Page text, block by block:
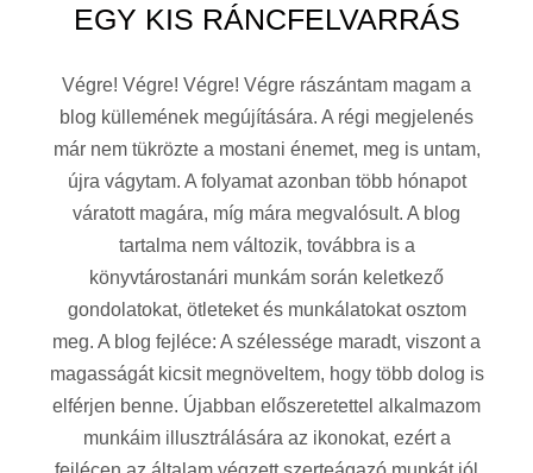
EGY KIS RÁNCFELVARRÁS
Végre! Végre! Végre! Végre rászántam magam a
blog küllemének megújítására. A régi megjelenés
már nem tükrözte a mostani énemet, meg is untam,
újra vágytam. A folyamat azonban több hónapot
váratott magára, míg mára megvalósult. A blog
tartalma nem változik, továbbra is a
könyvtárostanári munkám során keletkező
gondolatokat, ötleteket és munkálatokat osztom
meg. A blog fejléce: A szélessége maradt, viszont a
magasságát kicsit megnöveltem, hogy több dolog is
elférjen benne. Újabban előszeretettel alkalmazom
munkáim illusztrálására az ikonokat, ezért a